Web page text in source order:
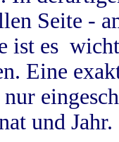
Seite -
ist es
Eine
und Jahr.